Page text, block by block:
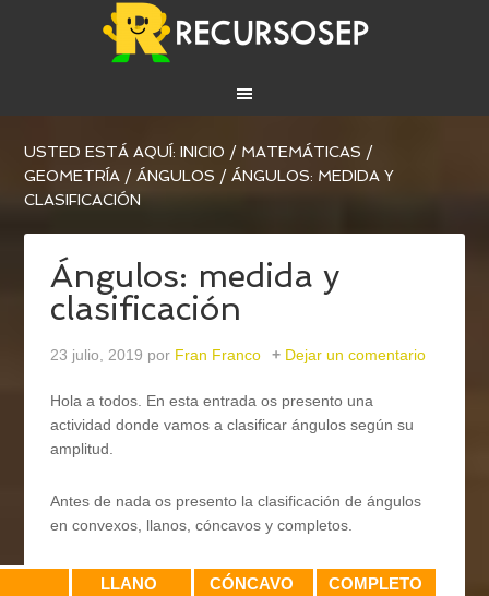
USTED ESTÁ AQUÍ:INICIO / MATEMÁTICAS /
GEOMETRÍA / ÁNGULOS / ÁNGULOS: MEDIDA Y
CLASIFICACIÓN
Ángulos: medida y
clasificación
23 julio, 2019 por Fran Franco Dejar un comentario
Hola a todos. En esta entrada os presento una
actividad donde vamos a clasificar ángulos según su
amplitud.
Antes de nada os presento la clasificación de ángulos
en convexos, llanos, cóncavos y completos.
LLANO CÓNCAVO COMPLETO